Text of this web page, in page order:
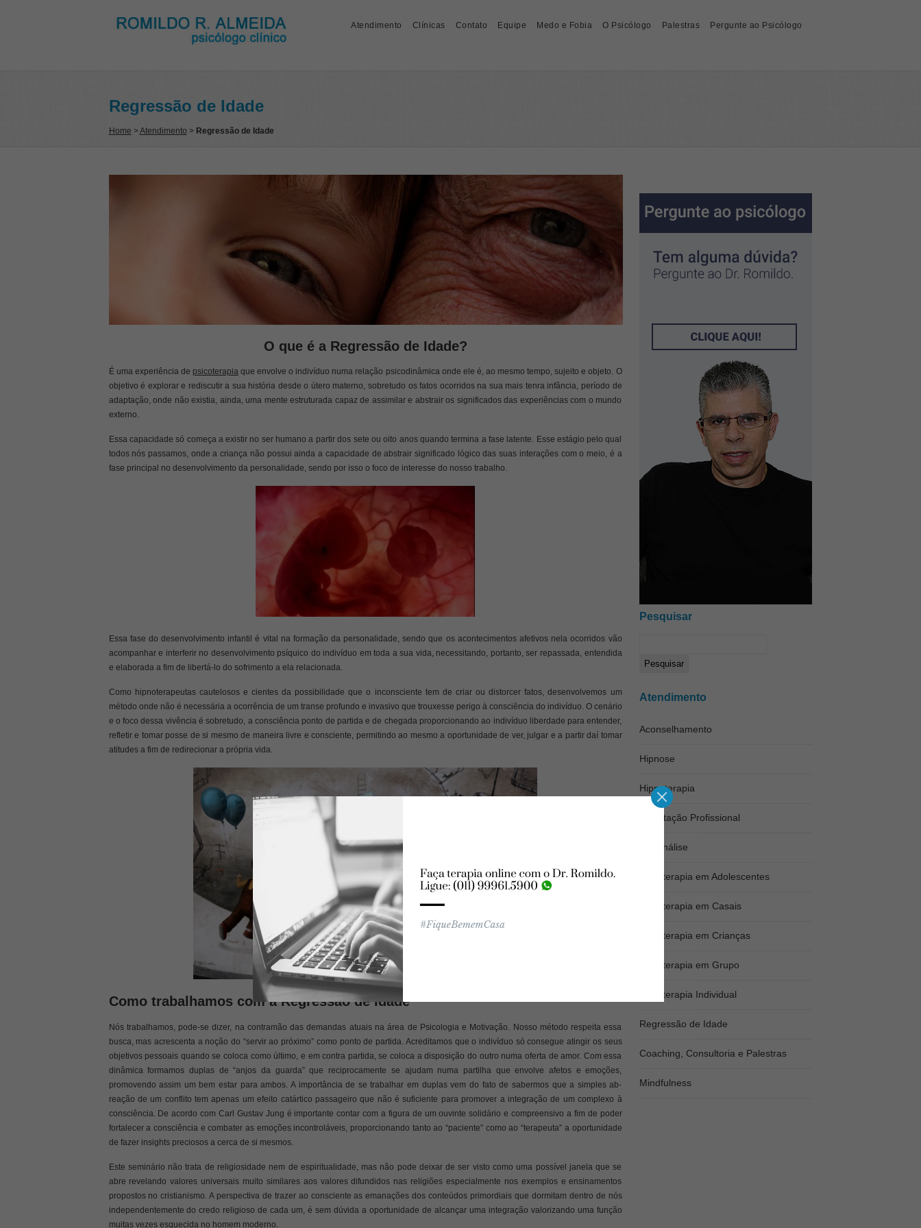
Atendimento Clínicas Contato Equipe Medo e Fobia O Psicólogo Palestras Pergunte ao Psicólogo
Regressão de Idade
Home >Atendimento > Regressão de Idade
O que é a Regressão de Idade?
É uma experiência de psicoterapiaque envolve o indivíduo numa relação psicodinâmica onde ele é, ao mesmo tempo, sujeito e objeto. O
objetivo é explorar e rediscutir a sua história desde o útero materno, sobretudo os fatos ocorridos na sua mais tenra infância, período de
adaptação, onde não existia, ainda, uma mente estruturada capaz de assimilar e abstrair os significados das experiências com o mundo
externo.
Essa capacidade só começa a existir no ser humano a partir dos sete ou oito anos quando termina a fase latente. Esse estágio pelo qual
todos nós passamos, onde a criança não possui ainda a capacidade de abstrair significado lógico das suas interações com o meio, é a
fase principal no desenvolvimento da personalidade, sendo por isso o foco de interesse do nosso trabalho.
Essa fase do desenvolvimento infantil é vital na formação da personalidade, sendo que os acontecimentos afetivos nela ocorridos vão
acompanhar e interferir no desenvolvimento psíquico do indivíduo em toda a sua vida, necessitando, portanto, ser repassada, entendida
e elaborada a fim de libertá-lo do sofrimento a ela relacionada.
Como hipnoterapeutas cautelosos e cientes da possibilidade que o inconsciente tem de criar ou distorcer fatos, desenvolvemos um
método onde não é necessária a ocorrência de um transe profundo e invasivo que trouxesse perigo à consciência do indivíduo. O cenário
e o foco dessa vivência é sobretudo, a consciência ponto de partida e de chegada proporcionando ao indivíduo liberdade para entender,
refletir e tomar posse de si mesmo de maneira livre e consciente, permitindo ao mesmo a oportunidade de ver, julgar e a partir daí tomar
atitudes a fim de redirecionar a própria vida.
Como trabalhamos com a Regressão de Idade
Nós trabalhamos, pode-se dizer, na contramão das demandas atuais na área de Psicologia e Motivação. Nosso método respeita essa
busca, mas acrescenta a noção do “servir ao próximo” como ponto de partida. Acreditamos que o indivíduo só consegue atingir os seus
objetivos pessoais quando se coloca como último, e em contra partida, se coloca a disposição do outro numa oferta de amor. Com essa
dinâmica formamos duplas de “anjos da guarda” que reciprocamente se ajudam numa partilha que envolve afetos e emoções,
promovendo assim um bem estar para ambos. A importância de se trabalhar em duplas vem do fato de sabermos que a simples ab-
reação de um conflito tem apenas um efeito catártico passageiro que não é suficiente para promover a integração de um complexo à
consciência. De acordo com Carl Gustav Jung é importante contar com a figura de um ouvinte solidário e compreensivo a fim de poder
fortalecer a consciência e combater as emoções incontroláveis, proporcionando tanto ao “paciente” como ao “terapeuta” a oportunidade
de fazer insights preciosos a cerca de si mesmos.
Este seminário não trata de religiosidade nem de espiritualidade, mas não pode deixar de ser visto como uma possível janela que se
abre revelando valores universais muito similares aos valores difundidos nas religiões especialmente nos exemplos e ensinamentos
propostos no cristianismo. A perspectiva de trazer ao consciente as emanações dos conteúdos primordiais que dormitam dentro de nós
independentemente do credo religioso de cada um, é sem dúvida a oportunidade de alcançar uma integração valorizando uma função
muitas vezes esquecida no homem moderno.
Pesquisar
Atendimento
Aconselhamento
Hipnose
Hipnoterapia
Orientação Profissional
Psicanálise
Psicoterapia em Adolescentes
Psicoterapia em Casais
Psicoterapia em Crianças
Psicoterapia em Grupo
Psicoterapia Individual
Regressão de Idade
Coaching, Consultoria e Palestras
Mindfulness